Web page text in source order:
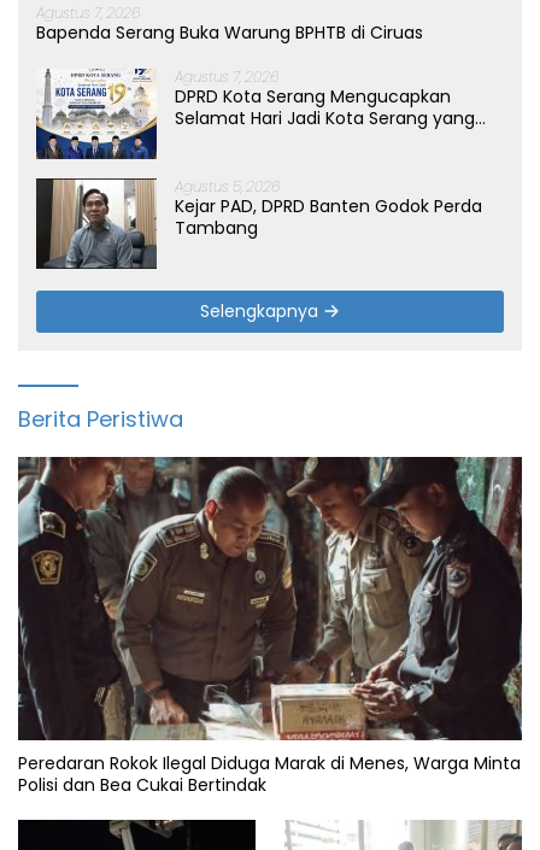
Agustus 7, 2026
Bapenda Serang Buka Warung BPHTB di Ciruas
Agustus 7, 2026
DPRD Kota Serang Mengucapkan
Selamat Hari Jadi Kota Serang yang
Agustus 5, 2026
Kejar PAD, DPRD Banten Godok Perda
Tambang
Selengkapnya
Berita Peristiwa
Peredaran Rokok Ilegal Diduga Marak di Menes, Warga Minta
Polisi dan Bea Cukai Bertindak